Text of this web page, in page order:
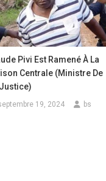
Pivi Est Ramené À La
Centrale (ministre De
19, 2024 bs